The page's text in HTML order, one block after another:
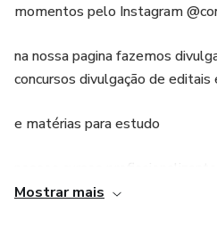
momentos pelo Instagram
na nossa pagina fazemos
concursos divulgação de editais
e matérias para estudo
maios compreensão do conteúdo
Mostrar mais